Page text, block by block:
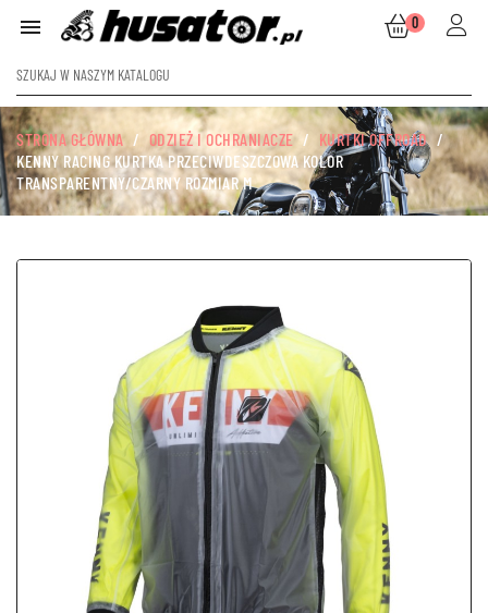
 0
STRONA GŁÓWNA ODZIEŻ I OCHRANIACZE
KURTKI OFFROAD
KENNY RACING KURTKA PRZECIWDESZCZOWA KOLOR
TRANSPARENTNY/CZARNY ROZMIAR M